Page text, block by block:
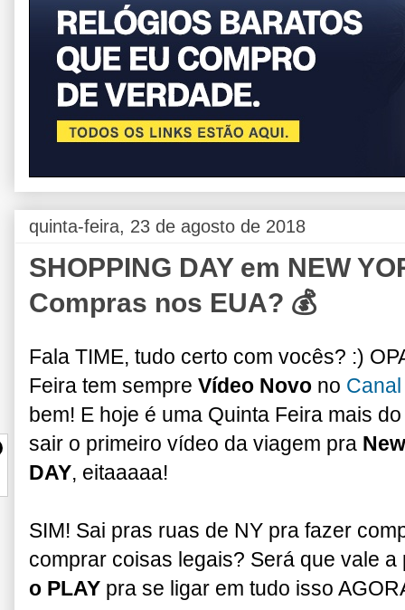
quinta-feira, 23 de agosto de 2018
SHOPPING DAY em NEW
Compras nos EUA? 💰
Fala TIME, tudo certo com vocês? :)
Feira tem sempre Vídeo Novo no
bem! E hoje é uma Quinta Feira mais
sair o primeiro vídeo da viagem pra
DAY, eitaaaaa!
SIM! Sai pras ruas de NY pra fazer
comprar coisas legais? Será que vale
o PLAY pra se ligar em tudo isso